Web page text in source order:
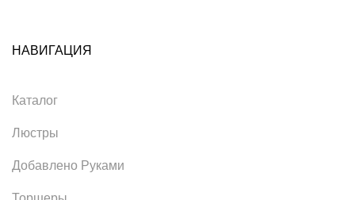
НАВИГАЦИЯ
Каталог
Люстры
Добавлено Руками